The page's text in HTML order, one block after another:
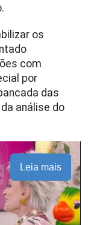
os
com
por
das
análise do
Leia mais